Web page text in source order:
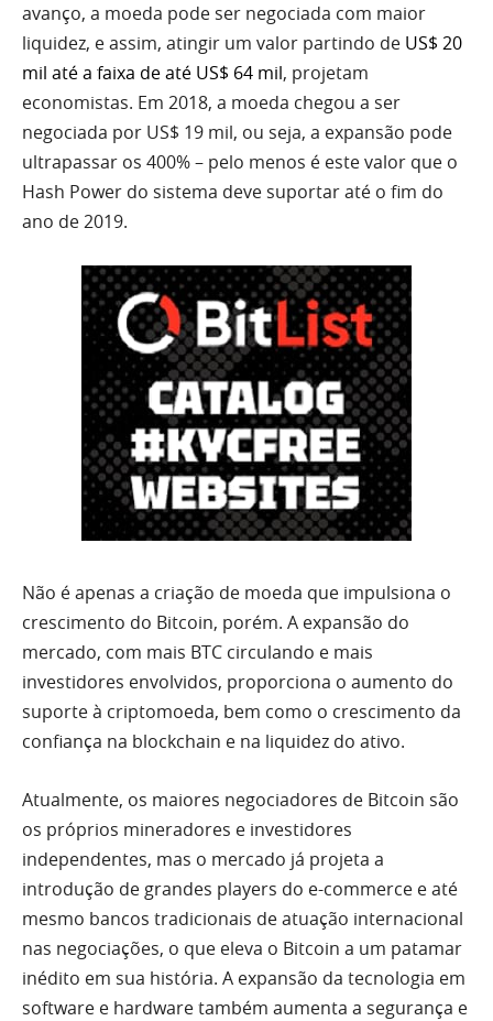
avanço, a moeda pode ser negociada com maior
liquidez, e assim, atingir um valor partindo de US$ 20
mil até a faixa de até US$ 64 mil, projetam
economistas. Em 2018, a moeda chegou a ser
negociada por US$ 19 mil, ou seja, a expansão pode
ultrapassar os 400% – pelo menos é este valor que o
Hash Power do sistema deve suportar até o fim do
ano de 2019.
Não é apenas a criação de moeda que impulsiona o
crescimento do Bitcoin, porém. A expansão do
mercado, com mais BTC circulando e mais
investidores envolvidos, proporciona o aumento do
suporte à criptomoeda, bem como o crescimento da
confiança na blockchain e na liquidez do ativo.
Atualmente, os maiores negociadores de Bitcoin são
os próprios mineradores e investidores
independentes, mas o mercado já projeta a
introdução de grandes players do e-commerce e até
mesmo bancos tradicionais de atuação internacional
nas negociações, o que eleva o Bitcoin a um patamar
inédito em sua história. A expansão da tecnologia em
software e hardware também aumenta a segurança e